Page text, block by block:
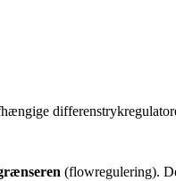
(flowregulering).